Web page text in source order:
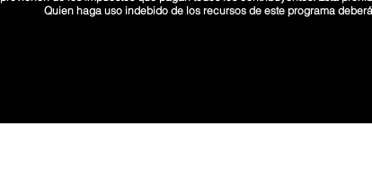
Quien haga uso indebido de los recursos de este programa